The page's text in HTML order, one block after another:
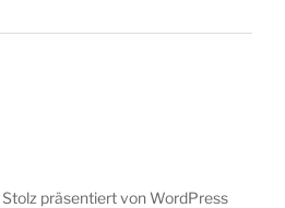
Stolz präsentiert von WordPress